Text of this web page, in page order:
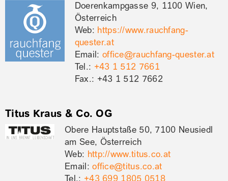
Doerenkampgasse 9, 1100 Wien,
Österreich
Web: https://www.rauchfang-
quester.at
Email: office@rauchfang-quester.at
Tel.: +43 1 512 7661
Fax.: +43 1 512 7662
Titus Kraus & Co. OG
Obere Hauptstaße 50, 7100 Neusiedl
am See, Österreich
Web: http://www.titus.co.at
Email:office@titus.co.at
Tel.: +43 699 1805 0518